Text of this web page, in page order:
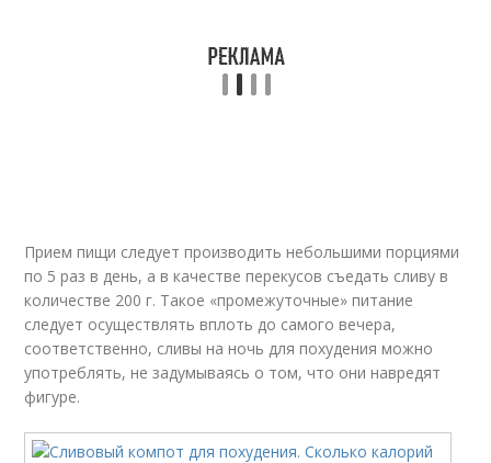
Прием пищи следует производить небольшими порциями
по 5 раз в день, а в качестве перекусов съедать сливу в
количестве 200 г. Такое «промежуточные» питание
следует осуществлять вплоть до самого вечера,
соответственно, сливы на ночь для похудения можно
употреблять, не задумываясь о том, что они навредят
фигуре.